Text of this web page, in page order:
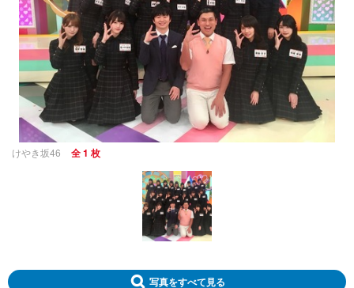
けやき坂46 全 1 枚
写真をすべて見る